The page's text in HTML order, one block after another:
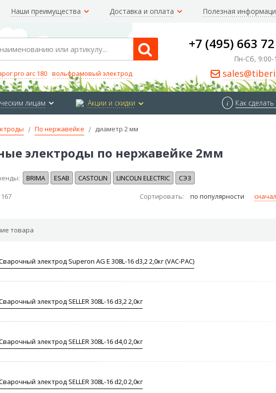
Наши преимущества Доставка и оплата Полезная
pro arc 180 вольфрамовый электрод
+7 (495) 663
Пн-Сб, 9:00-
лицам Акции и скидки i Как сделать
По нержавейке диаметр 2 мм
электроды по нержавейке 2мм
BRIMA ESAB CASTOLIN LINCOLN ELECTRIC СЭЗ
167 Сортировать: по популярности
товара
электрод Superon AG E 308L-16 d3,2 2,0кг (VAC-PAC)
электрод SELLER 308L-16 d3,2 2,0кг
электрод SELLER 308L-16 d4,0 2,0кг
электрод SELLER 308L-16 d2,0 2,0кг